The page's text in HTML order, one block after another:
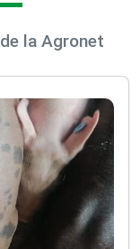
la Agronet